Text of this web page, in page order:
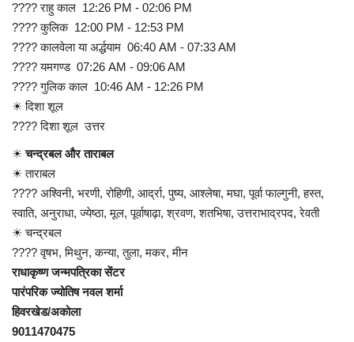
???? राहु काल 12:26 PM - 02:06 PM
???? कुलिक 12:00 PM - 12:53 PM
???? कालवेला या अर्द्धयाम 06:40 AM - 07:33 AM
???? यमगण्ड 07:26 AM - 09:06 AM
???? गुलिक काल 10:46 AM - 12:26 PM
☀ दिशा शूल
???? दिशा शूल उत्तर
☀चन्द्रबल और ताराबल
☀ ताराबल
???? अश्विनी, भरणी, रोहिणी, आर्द्रा, पुष्य, आश्लेषा, मघा, पूर्वा फाल्गुनी, हस्त,
स्वाति, अनुराधा, ज्येष्ठा, मूल, पूर्वाषाढ़ा, श्रवण, शतभिषा, उत्तराभाद्रपद, रेवती
☀ चन्द्रबल
???? वृषभ, मिथुन, कन्या, तुला, मकर, मीन
राधाकृष्ण जन्मपत्रिका सेंटर
पारंपरिक ज्योतिष नवल शर्मा
हिवरखेड/अकोला
9011470475